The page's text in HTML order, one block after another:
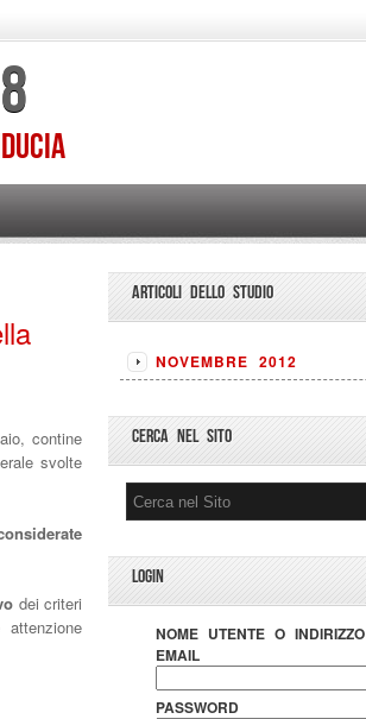
contine
svolte
dei criteri
ARTICOLI DELLO STUDIO
NOVEMBRE 2012
CERCA NEL SITO
LOGIN
NOME UTENTE O INDIRIZZO
EMAIL
PASSWORD